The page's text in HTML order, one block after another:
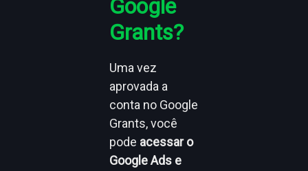
Google
Grants?
Uma vez
aprovada a
conta no Google
Grants, você
pode acessar o
Google Ads e